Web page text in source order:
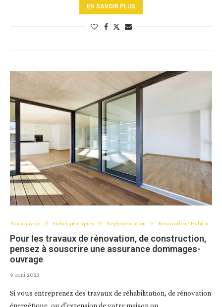
EN SAVOIR PLUS
Bon à savoir Fiches pratiques Réglementation Rénovation / Habitat
Pour les travaux de rénovation, de construction,
pensez à souscrire une assurance dommages-
ouvrage
9 mai 2023
Si vous entreprenez des travaux de réhabilitation, de rénovation
énergétique, ou d’extension de votre maison ou …